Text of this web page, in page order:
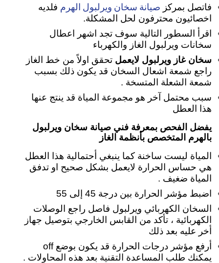
فاتصل بمركز صيانة سخان ويرلبول الهرم فلديه
اخصائيون محترفون لحل المشكلة.
اقرأ السطور التالية سوف تجد اشهر اعطال
سخانات ويرلبول الغاز والكهرباء
سخان غاز ويرلبول لايعمل تحقق اولاً من خط الغاز
راجع شمعة اشعال السخان قد يكون ذلك بسبب
شمعة الشعلة المتسخة .
سبب محتمل آخر هو مجموعة المياة قد ينتج عنها
هذا العطل
يفضل الفحص بمعرفة فني صيانة سخان ويرلبول
بالهرم المتخصص بأنظمة الغاز
المياة ليست ساخنة كما ينبغي أحتمالية هذا العطل
هي حساس الحرارة لايعمل بشكل صحيح او تدفق
المياة ضغيف .
اضبط مؤشر الحرارة بين درجة 45 إلى 55
السخان الكهربائي ويرلبول فاصل راجع الوصلات
الكهربائية ، تأكد من القابس الخارجي بتوصيل جهاز
أخر عليه بعد ذلك
أرفع مؤشر درجات الحرارة قد يكون بوضع off
يمكنك طلب المساعدة التقنية بعد هذه المحاولات .